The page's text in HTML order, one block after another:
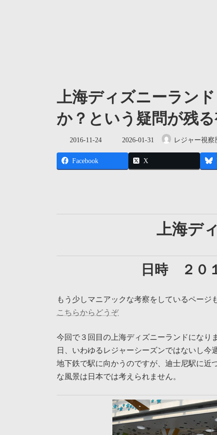
上海ディズニーラン
か？という疑問が残
2016-11-24
最
更
日
2026-01-31 レジャー視
Facebook X
上海デ
日時 ２０
もう少しマニアックな考察をしているページ
こちらからどうぞ
今回で３回目の上海ディズニーランドになり
日、いわゆるレジャーシーズンではないし
地下鉄で駅に向かうのですが、迪士尼駅に近
な風景は日本では考えられません。